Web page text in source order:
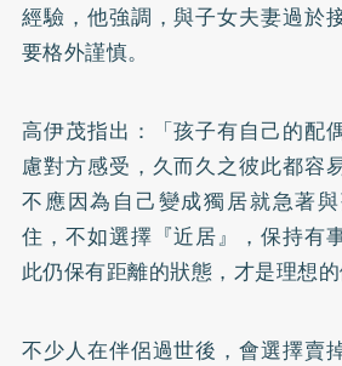
經驗，他強調，與子女夫妻過於
要格外謹慎。
高伊茂指出：「孩子有自己的配
慮對方感受，久而久之彼此都容
不應因為自己變成獨居就急著
住，不如選擇『近居』，保持有
此仍保有距離的狀態，才是理想的
不少人在伴侶過世後，會選擇賣